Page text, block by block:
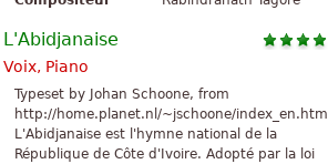
L'Abidjanaise
Voix, Piano
Typeset by Johan Schoone, from
http://home.planet.nl/~jschoone/index_en.html
L'Abidjanaise est l'hymne national de la
République de Côte d'Ivoire. Adopté par la loi